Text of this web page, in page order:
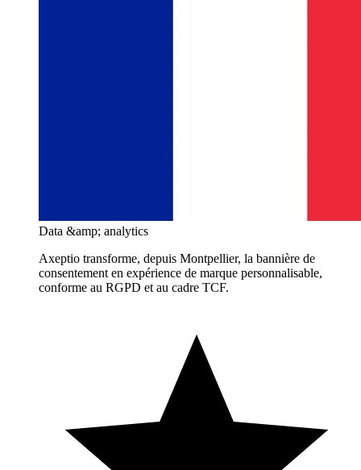
Data &amp; analytics
Axeptio transforme, depuis Montpellier, la bannière de
consentement en expérience de marque personnalisable,
conforme au RGPD et au cadre TCF.